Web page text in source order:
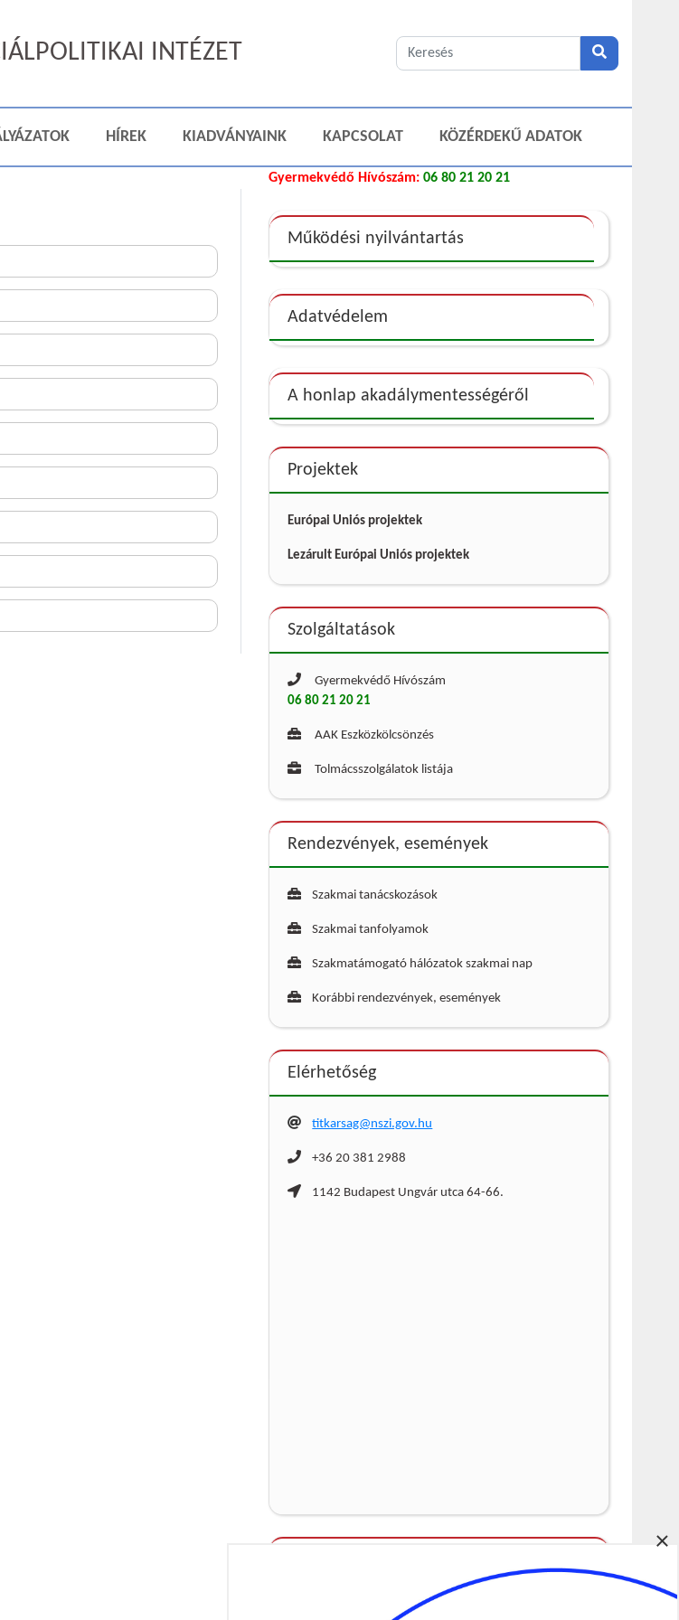
×
INTÉZET
HÍREK KIADVÁNYAINK KAPCSOLAT KÖZÉRDEKŰ ADATOK
Gyermekvédő Hívószám: 06 80 21 20 21
Működési nyilvántartás
Adatvédelem
A honlap akadálymentességéről
Projektek
Európai Uniós projektek
Lezárult Európai Uniós projektek
Szolgáltatások
Gyermekvédő Hívószám
06 80 21 20 21
AAK Eszközkölcsönzés
Tolmácsszolgálatok listája
Rendezvények, események
Szakmai tanácskozások
Szakmai tanfolyamok
Szakmatámogató hálózatok szakmai nap
Korábbi rendezvények, események
Elérhetőség
titkarsag@nszi.gov.hu
+36 20 381 2988
1142 Budapest Ungvár utca 64-66.